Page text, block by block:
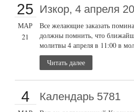
25
МАР
21
Изкор, 4 апреля
Все желающие заказать
должны помнить, что
молитвы 4 апреля в 11:00 в
Читать далее
4 Календарь 5781